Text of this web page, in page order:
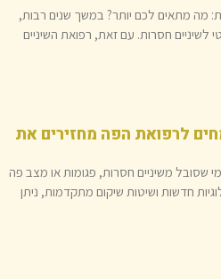
מה מתאים לכם יותר? במשך שנים רבות,
לשיניים חסרות. עם זאת, רפואת השיניים
לרפואת הפה מחזירים את
שסובל משיניים חסרות, פגומות או מצב פה
חדשות ושיטות שיקום מתקדמות, ניתן